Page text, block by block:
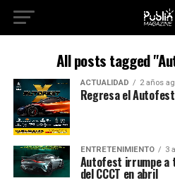
All posts tagged
ACTUALIDAD 2 años
Regresa el Autofest
ENTRETENIMIENTO 3
Autofest irrumpe a
del CCCT en abril